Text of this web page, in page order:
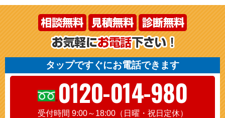
タップですぐにお電話できます
0120-014-980
受付時間 9:00～18:00（日曜・祝日定休）